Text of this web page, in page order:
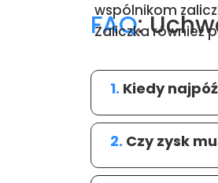
wspólnikom
Zaliczka również
FAQ:
2. Czy zysk
1. Kiedy